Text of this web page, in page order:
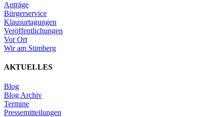
Anträge
Bürgerservice
Klausurtagungen
Veröffentlichungen
Vor Ort
Wir am Stimberg
AKTUELLES
Blog
Blog Archiv
Termine
Pressemitteilungen